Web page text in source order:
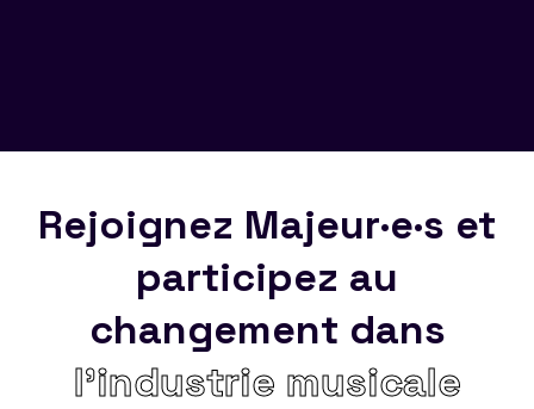
Rejoignez Majeur·e·s et
participez au
changement dans
l’industrie musicale